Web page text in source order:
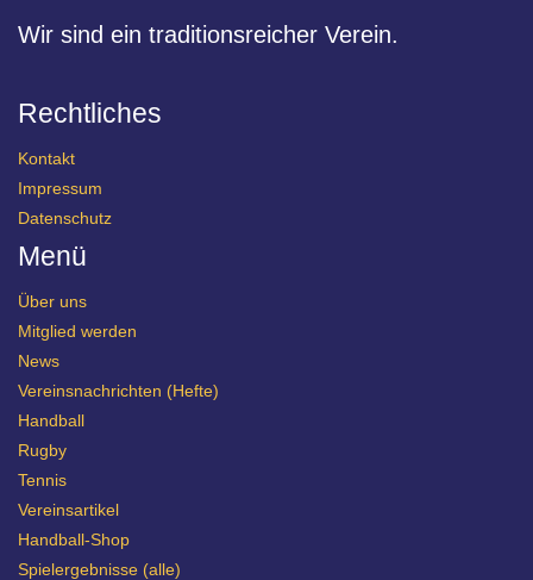
Wir sind ein traditionsreicher Verein.
Rechtliches
Kontakt
Impressum
Datenschutz
Menü
Über uns
Mitglied werden
News
Vereinsnachrichten (Hefte)
Handball
Rugby
Tennis
Vereinsartikel
Handball-Shop
Spielergebnisse (alle)